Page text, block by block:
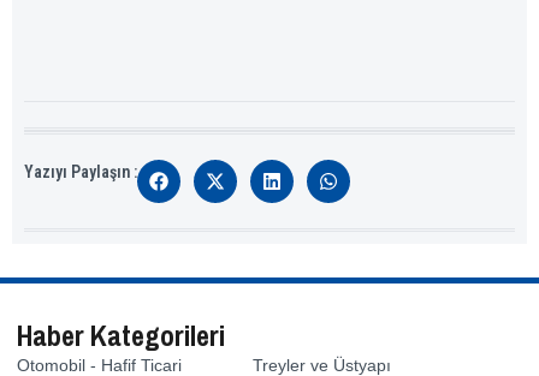
Yazıyı Paylaşın :
Haber Kategorileri
Otomobil - Hafif Ticari
Treyler ve Üstyapı